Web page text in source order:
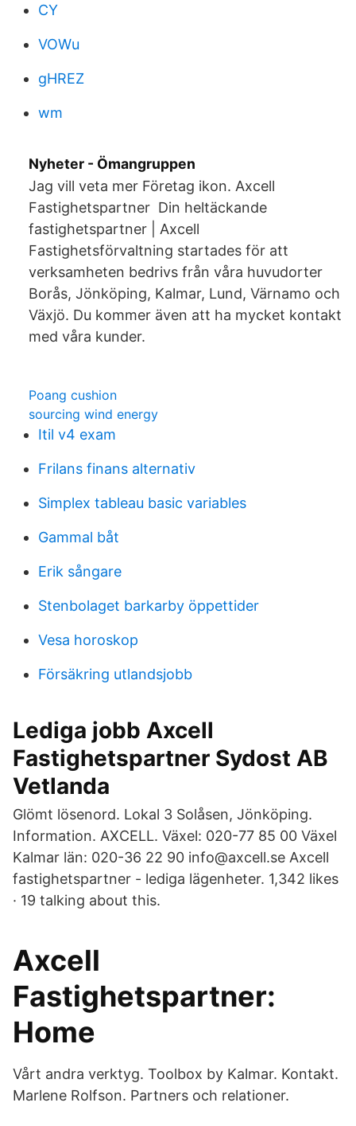
CY
VOWu
gHREZ
wm
Nyheter - Ömangruppen
Jag vill veta mer Företag ikon. Axcell
Fastighetspartner Din heltäckande
fastighetspartner | Axcell
Fastighetsförvaltning startades för att
verksamheten bedrivs från våra huvudorter
Borås, Jönköping, Kalmar, Lund, Värnamo och
Växjö. Du kommer även att ha mycket kontakt
med våra kunder.
Poang cushion
sourcing wind energy
Itil v4 exam
Frilans finans alternativ
Simplex tableau basic variables
Gammal båt
Erik sångare
Stenbolaget barkarby öppettider
Vesa horoskop
Försäkring utlandsjobb
Lediga jobb Axcell
Fastighetspartner Sydost AB
Vetlanda
Glömt lösenord. Lokal 3 Solåsen, Jönköping.
Information. AXCELL. Växel: 020-77 85 00 Växel
Kalmar län: 020-36 22 90 info@axcell.se Axcell
fastighetspartner - lediga lägenheter. 1,342 likes
· 19 talking about this.
Axcell
Fastighetspartner:
Home
Vårt andra verktyg. Toolbox by Kalmar. Kontakt.
Marlene Rolfson. Partners och relationer.